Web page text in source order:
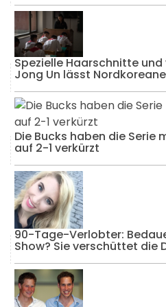
Spezielle Haarschnitte
Jong Un lässt
Die Bucks haben die Serie
auf 2-1 verkürzt
90-Tage-Verlobter:
Show? Sie verschüttet die